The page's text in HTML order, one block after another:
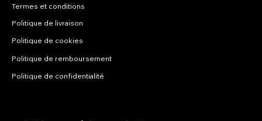
Termes et conditions
Politique de livraison
Politique de cookies
Politique de remboursement
Politique de confidentialité